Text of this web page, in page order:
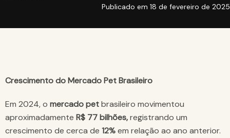
Publicado em 18 de fevereiro de 2025
Crescimento do Mercado Pet Brasileiro
Em 2024, o mercado petbrasileiro movimentou
aproximadamente R$ 77 bilhões,registrando um
crescimento de cerca de 12%em relação ao ano anterior.